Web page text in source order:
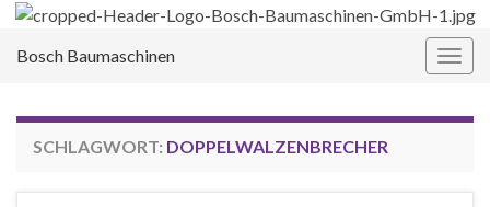
Bosch Baumaschinen
SCHLAGWORT: DOPPELWALZENBRECHER